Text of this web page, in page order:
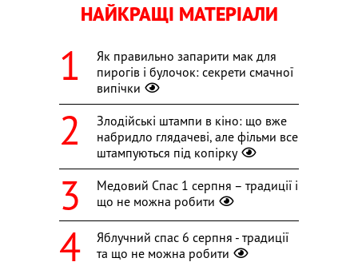
НАЙКРАЩІ МАТЕРІАЛИ
Як правильно запарити мак для
пирогів і булочок: секрети смачної
випічки
Злодійські штампи в кіно: що вже
набридло глядачеві, але фільми все
штампуються під копірку
Медовий Спас 1 серпня – традиції і
що не можна робити
Яблучний спас 6 серпня - традиції
та що не можна робити